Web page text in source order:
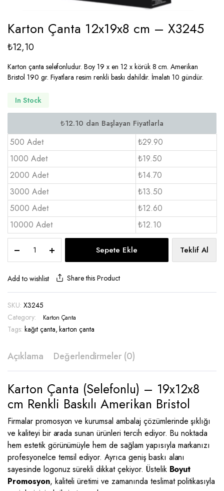
Karton Çanta 12x19x8 cm – X3245
₺12,10
Karton çanta selefonludur. Boy 19 x en 12 x körük 8 cm. Amerikan
Bristol 190 gr. Fiyatlara resim renkli baskı dahildir. İmalatı 10 gündür.
In Stock
500 Adet
₺29.90
1000 Adet
₺19.50
2000 Adet
₺14.70
3000 Adet
₺13.50
5000 Adet
₺12.60
10000 Adet
₺12.10
Çanta
12x19x8
cm
quantity
Sepete Ekle Teklif Al
Add to wishlist Share this Product
SKU: X3245
Category:
Karton Çanta
Tags: kağıt çanta,karton çanta
Açıklama Değerlendirmeler (0)
Karton Çanta (Selefonlu) – 19x12x8
cm Renkli Baskılı Amerikan Bristol
Firmalar promosyon ve kurumsal ambalaj çözümlerinde şıklığı
ve kaliteyi bir arada sunan ürünleri tercih ediyor. Bu noktada
hem estetik görünümüyle hem de sağlam yapısıyla markanızı
profesyonelce temsil ediyor. Ayrıca geniş baskı alanı
sayesinde logonuz sürekli dikkat çekiyor. Üstelik Boyut
Promosyon, kaliteli üretimi ve zamanında teslimat politikasıyla